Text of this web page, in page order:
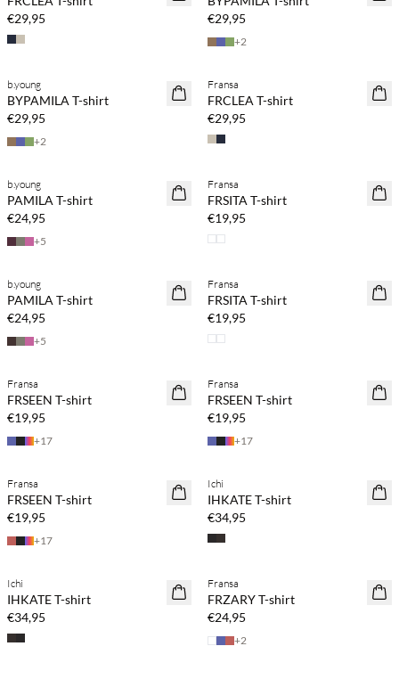
€29,95
€29,95
+2
NEUHEITEN
b.young
BYPAMILA T-shirt
€29,95
+2
NEUHEITEN
Fransa
FRCLEA T-shirt
€29,95
NEUHEITEN
b.young
PAMILA T-shirt
€24,95
+5
NEUHEITEN
Fransa
FRSITA T-shirt
€19,95
NEUHEITEN
b.young
PAMILA T-shirt
€24,95
+5
NEUHEITEN
Fransa
FRSITA T-shirt
€19,95
NEUHEITEN
Fransa
FRSEEN T-shirt
€19,95
+17
NEUHEITEN
Fransa
FRSEEN T-shirt
€19,95
+17
NEUHEITEN
Fransa
FRSEEN T-shirt
€19,95
+17
NEUHEITEN
Ichi
IHKATE T-shirt
€34,95
NEUHEITEN
Ichi
IHKATE T-shirt
€34,95
NEUHEITEN
Fransa
FRZARY T-shirt
€24,95
+2